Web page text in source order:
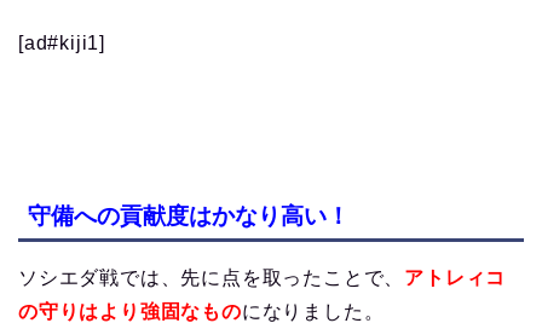
[ad#kiji1]
守備への貢献度はかなり高い！
ソシエダ戦では、先に点を取ったことで、 アトレィコ
の守りはより強固なものになりました。